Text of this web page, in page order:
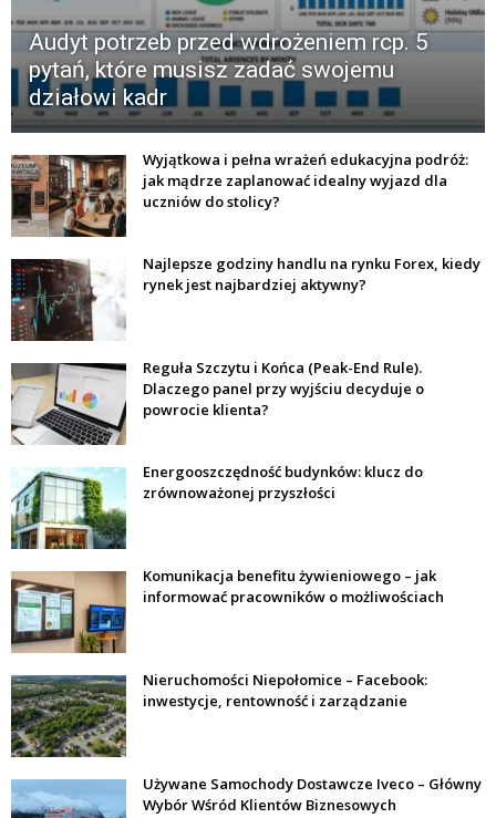
Audyt potrzeb przed wdrożeniem rcp. 5
pytań, które musisz zadać swojemu
działowi kadr
Wyjątkowa i pełna wrażeń edukacyjna podróż:
jak mądrze zaplanować idealny wyjazd dla
uczniów do stolicy?
Najlepsze godziny handlu na rynku Forex, kiedy
rynek jest najbardziej aktywny?
Reguła Szczytu i Końca (Peak-End Rule).
Dlaczego panel przy wyjściu decyduje o
powrocie klienta?
Energooszczędność budynków: klucz do
zrównoważonej przyszłości
Komunikacja benefitu żywieniowego – jak
informować pracowników o możliwościach
Nieruchomości Niepołomice – Facebook:
inwestycje, rentowność i zarządzanie
Używane Samochody Dostawcze Iveco – Główny
Wybór Wśród Klientów Biznesowych